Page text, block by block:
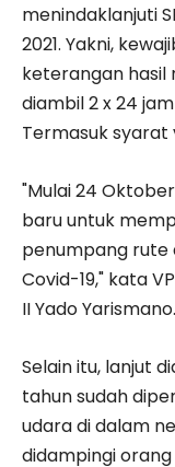
menindaklanjuti
2021. Yakni,
keterangan hasil
diambil 2 x 24
Termasuk syarat
"Mulai 24
baru untuk
penumpang rute
Covid-19," kata
II Yado Yarismano.
Selain itu, lanjut
tahun sudah
udara di dalam
didampingi